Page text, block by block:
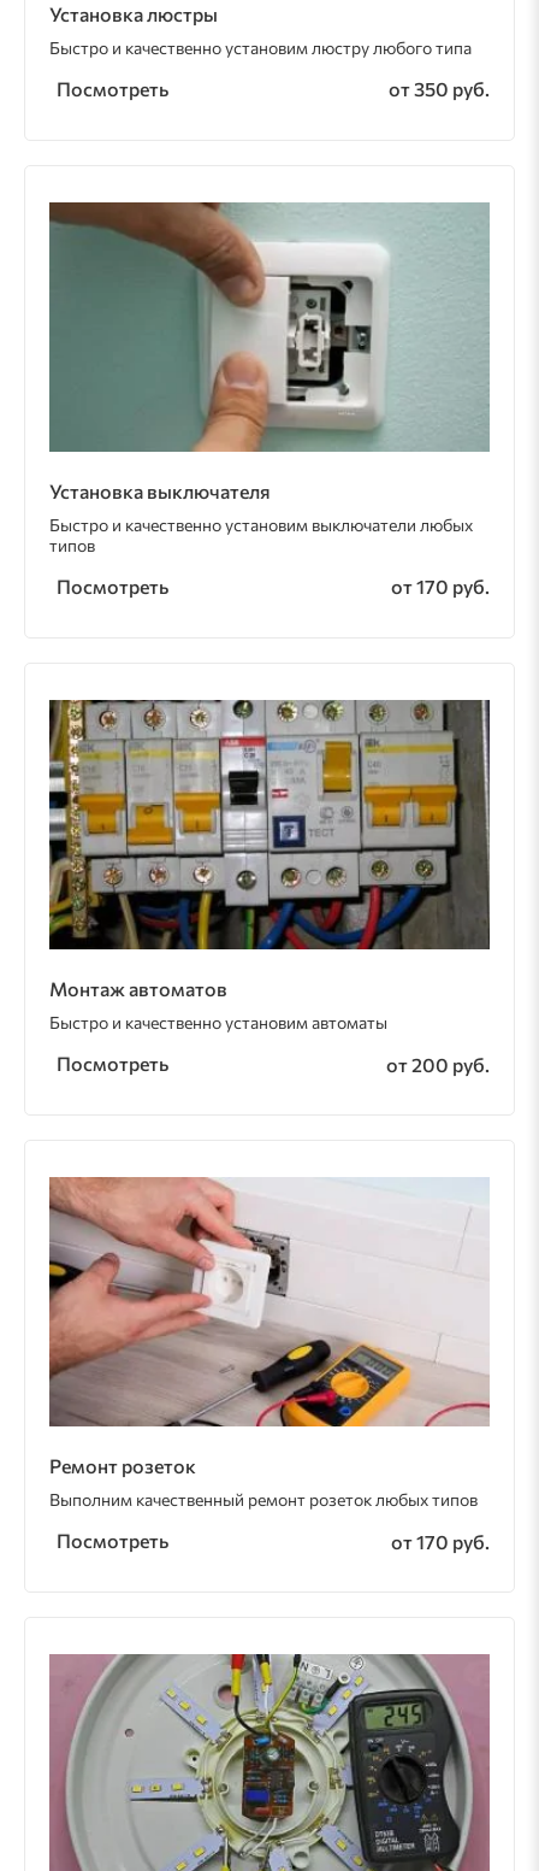
Установка люстры
Быстро и качественно установим люстру любого типа
Посмотреть от 350 руб.
Установка выключателя
Быстро и качественно установим выключатели любых
типов
Посмотреть от 170 руб.
Монтаж автоматов
Быстро и качественно установим автоматы
Посмотреть от 200 руб.
Ремонт розеток
Выполним качественный ремонт розеток любых типов
Посмотреть от 170 руб.